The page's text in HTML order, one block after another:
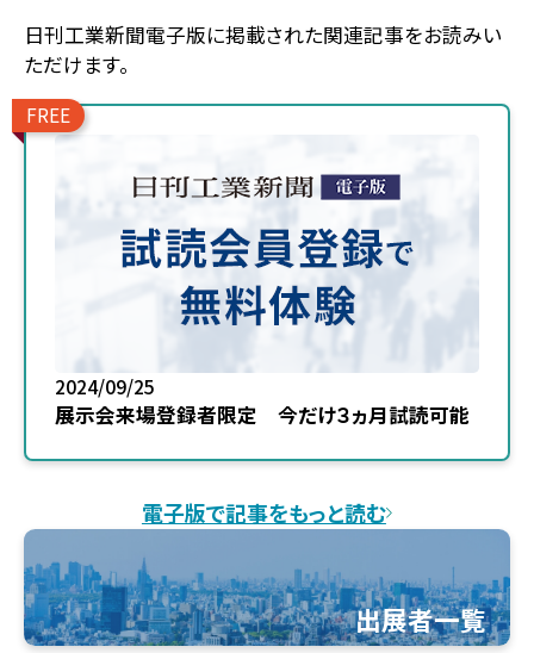
日刊工業新聞電子版に掲載された関連記事をお読みい
ただけます。
2024/09/25
展示会来場登録者限定 今だけ３ヵ月試読可能
FREE
電子版で記事をもっと読む
出展者一覧